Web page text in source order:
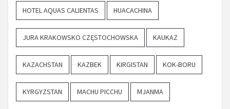
HOTEL AQUAS CALIENTAS HUACACHINA
JURA KRAKOWSKO CZĘSTOCHOWSKA KAUKAZ
KAZACHSTAN KAZBEK KIRGISTAN KOK-BORU
KYRGYZSTAN MACHU PICCHU MJANMA